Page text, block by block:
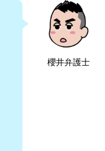
櫻井弁護士